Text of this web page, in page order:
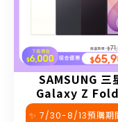
SAMSUNG 三
Galaxy Z
Ultra
✨ 7/30-8/13預購期